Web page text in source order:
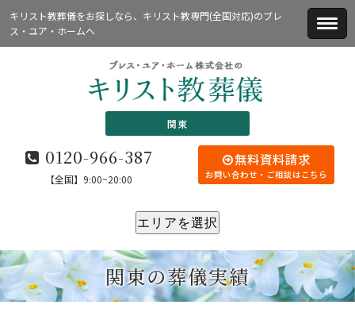
キリスト教葬儀をお探しなら、キリスト教専門(全国対応)のブレ
ス・ユア・ホームへ
関東
無料資料請求
お問い合わせ・ご相談はこちら
0120-966-387
【全国】9:00~20:00
エリアを選択
関東の葬儀実績